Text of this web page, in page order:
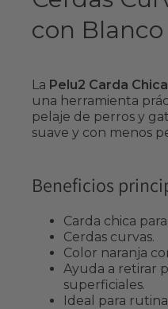
con Blanco
La Pelu2 Carda
una herramienta
pelaje de perros y
suave y con menos
Beneficios
Carda chica
Cerdas curvas.
Color naranja
Ayuda a retirar
superficiales.
Ideal para